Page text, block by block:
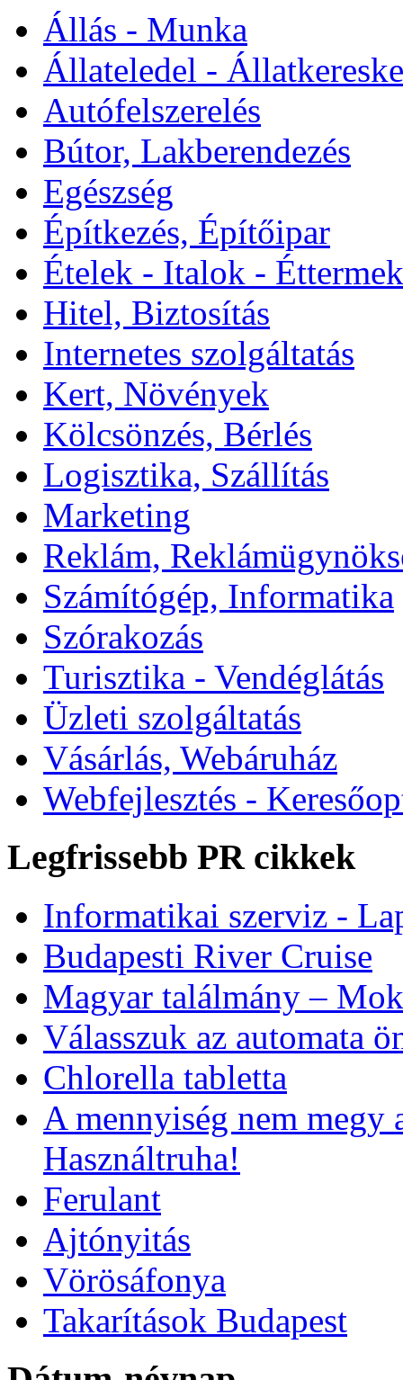
Állás - Munka
Állateledel -
Autófelszerelés
Bútor, Lakberendezés
Egészség
Építkezés, Építőipar
Ételek - Italok - Éttermek
Hitel, Biztosítás
Internetes szolgáltatás
Kert, Növények
Kölcsönzés, Bérlés
Logisztika, Szállítás
Marketing
Reklám,
Számítógép, Informatika
Szórakozás
Turisztika - Vendéglátás
Üzleti szolgáltatás
Vásárlás, Webáruház
Webfejlesztés -
Legfrissebb PR cikkek
Informatikai szerviz -
Budapesti River Cruise
Magyar találmány –
Válasszuk az automata
Chlorella tabletta
A mennyiség nem megy
Használtruha!
Ferulant
Ajtónyitás
Vörösáfonya
Takarítások Budapest